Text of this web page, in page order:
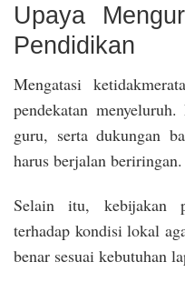
Upaya
Pendidikan
Mengatasi
pendekatan
guru, serta dukungan
harus berjalan beriringan.
Selain itu, kebijakan
terhadap kondisi lokal
benar sesuai kebutuhan